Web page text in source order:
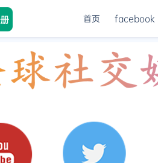
首页 facebook